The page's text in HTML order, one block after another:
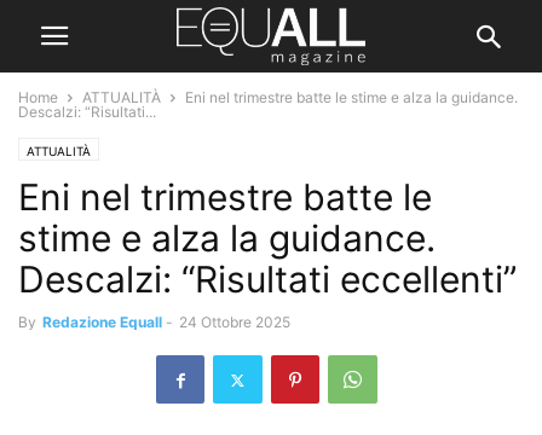
Home ATTUALITÀ
Eni nel trimestre batte le stime e alza la guidance.
Descalzi: “Risultati...
ATTUALITÀ
Eni nel trimestre batte le
stime e alza la guidance.
Descalzi: “Risultati eccellenti”
By Redazione Equall - 24 Ottobre 2025